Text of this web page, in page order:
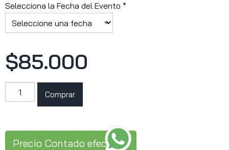
Selecciona la Fecha del Evento *
$85.000
Gyal
Comprar
Precio Contado efectivo